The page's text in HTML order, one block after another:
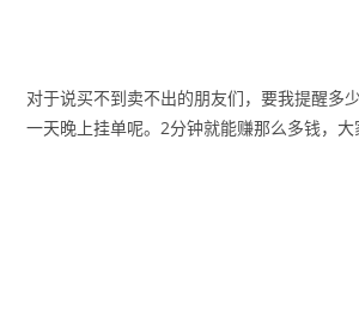
对于说买不到卖不出的朋友们，要我提醒多
一天晚上挂单呢。2分钟就能赚那么多钱，